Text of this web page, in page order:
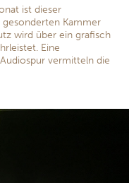
ist dieser
gesonderten Kammer
wird über ein grafisch
Eine
vermitteln die